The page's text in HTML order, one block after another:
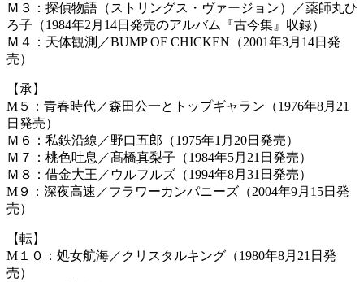
Ｍ３：探偵物語（ストリングス・ヴァージョン）／薬師丸ひ
ろ子（1984年2月14日発売のアルバム『古今集』収録）
Ｍ４：天体観測／BUMP OF CHICKEN（2001年3月14日発
売）
【承】
M５：青春時代／森田公一とトップギャラン（1976年8月21
日発売）
Ｍ６：私鉄沿線／野口五郎（1975年1月20日発売）
Ｍ７：桃色吐息／髙橋真梨子（1984年5月21日発売）
Ｍ８：借金大王／ウルフルズ（1994年8月31日発売）
M９：深夜高速／フラワーカンパニーズ（2004年9月15日発
売）
【転】
M１０：処女航海／クリスタルキング（1980年8月21日発
売）